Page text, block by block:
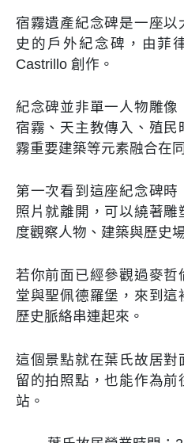
宿霧遺產紀念碑是一座以
史的戶外紀念碑，由菲
Castrillo 創作。
紀念碑並非單一人物雕像
宿霧、天主教傳入、殖民
霧重要建築等元素融合在
第一次看到這座紀念碑時
照片就離開，可以繞著雕
度觀察人物、建築與歷史
若你前面已經參觀過麥哲
堂與聖佩德羅堡，來到這
歷史脈絡串連起來。
這個景點就在葉氏故居對
留的拍照點，也能作為前
站。